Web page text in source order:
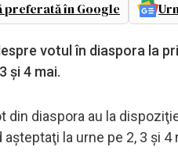
preferată în Google
votul în diaspora la
şi 4 mai.
din diaspora au la
la urne pe 2, 3 şi 4